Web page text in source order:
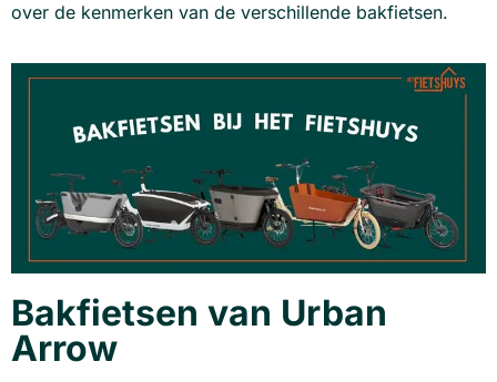
over de kenmerken van de verschillende bakfietsen.
Bakfietsen van Urban
Arrow